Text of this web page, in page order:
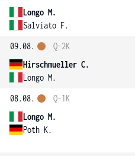
Longo M.
Salviato F.
09.08.
Hirschmueller C.
Longo M.
Q-2K
08.08.
Longo M.
Poth K.
Q-1K